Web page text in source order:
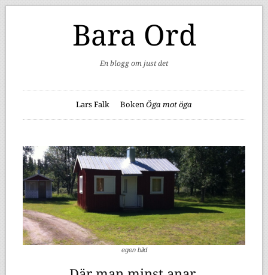
Bara Ord
En blogg om just det
Lars Falk Boken Öga mot öga
egen bild